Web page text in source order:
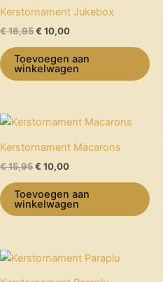
Kerstornament Jukebox
€16,95
was:
€ 16,95.
€ 10,00
is:
€ 10,00.
Toevoegen aan
winkelwagen
Kerstornament Macarons
€15,95
Oorspronkelijke
was:
€ 15,95.
€ 10,00
Huidige
is:
€ 10,00.
Toevoegen aan
winkelwagen
Oorspronkelijke
was:
Huidige
is: